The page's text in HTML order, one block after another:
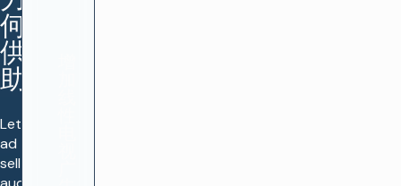
何提
供帮
助
Let your
ad team
sell the